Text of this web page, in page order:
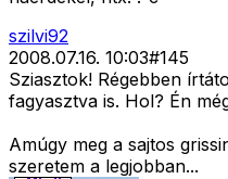
szilvi92
2008.07.16. 10:03#145
Sziasztok! Régebben
fagyasztva is. Hol? Én
Amúgy meg a sajtos
szeretem a legjobban...